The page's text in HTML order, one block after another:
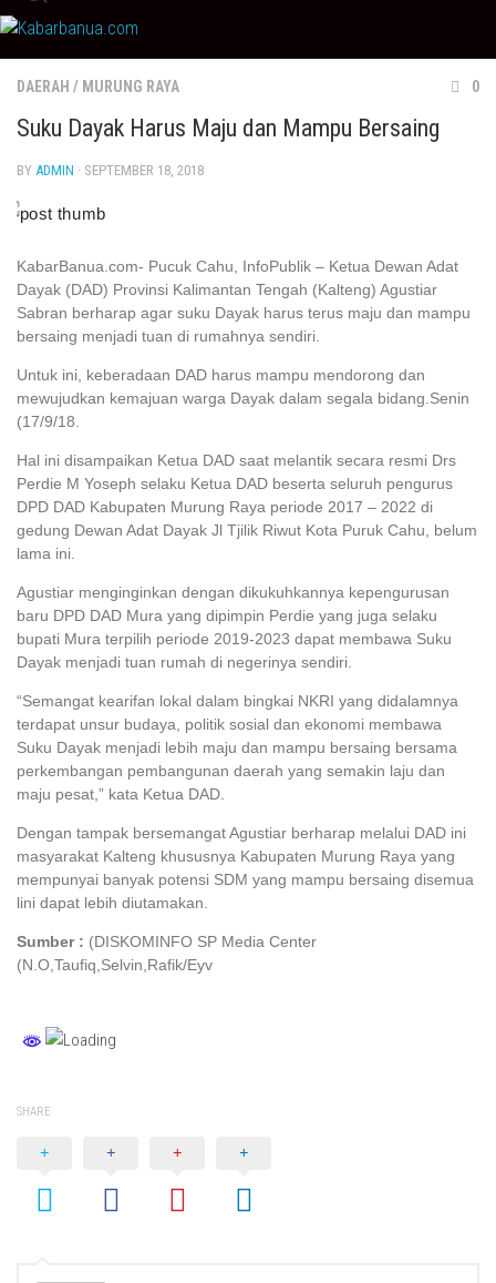
Skip
to
content
DAERAH / MURUNG RAYA 0
Suku Dayak Harus Maju dan Mampu Bersaing
BY ADMIN · SEPTEMBER 18, 2018
KabarBanua.com- Pucuk Cahu, InfoPublik – Ketua Dewan Adat
Dayak (DAD) Provinsi Kalimantan Tengah (Kalteng) Agustiar
Sabran berharap agar suku Dayak harus terus maju dan mampu
bersaing menjadi tuan di rumahnya sendiri.
Untuk ini, keberadaan DAD harus mampu mendorong dan
mewujudkan kemajuan warga Dayak dalam segala bidang.Senin
(17/9/18.
Hal ini disampaikan Ketua DAD saat melantik secara resmi Drs
Perdie M Yoseph selaku Ketua DAD beserta seluruh pengurus
DPD DAD Kabupaten Murung Raya periode 2017 – 2022 di
gedung Dewan Adat Dayak Jl Tjilik Riwut Kota Puruk Cahu, belum
lama ini.
Agustiar menginginkan dengan dikukuhkannya kepengurusan
baru DPD DAD Mura yang dipimpin Perdie yang juga selaku
bupati Mura terpilih periode 2019-2023 dapat membawa Suku
Dayak menjadi tuan rumah di negerinya sendiri.
“Semangat kearifan lokal dalam bingkai NKRI yang didalamnya
terdapat unsur budaya, politik sosial dan ekonomi membawa
Suku Dayak menjadi lebih maju dan mampu bersaing bersama
perkembangan pembangunan daerah yang semakin laju dan
maju pesat,” kata Ketua DAD.
Dengan tampak bersemangat Agustiar berharap melalui DAD ini
masyarakat Kalteng khususnya Kabupaten Murung Raya yang
mempunyai banyak potensi SDM yang mampu bersaing disemua
lini dapat lebih diutamakan.
Sumber : (DISKOMINFO SP Media Center
(N.O,Taufiq,Selvin,Rafik/Eyv
SHARE